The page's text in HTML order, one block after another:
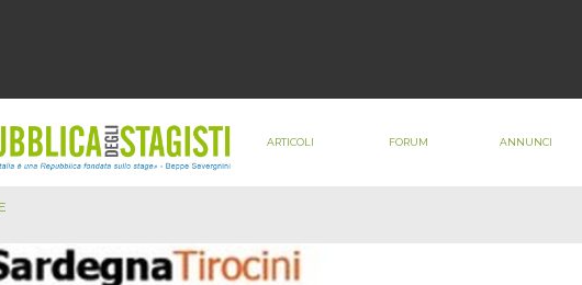
ARTICOLI FORUM ANNUNCI